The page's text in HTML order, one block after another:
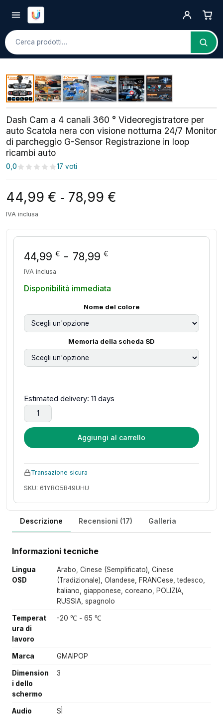
Cerca
Dash Cam a 4 canali 360 ° Videoregistratore per
auto Scatola nera con visione notturna 24/7 Monitor
di parcheggio G-Sensor Registrazione in loop
ricambi auto
0,0 17 voti
44,99 € - 78,99 €
IVA inclusa
44,99 € - 78,99 €Fascia di prezzo:
IVA inclusa
Disponibilità immediata
Nome del colore
Memoria della scheda SD
Estimated delivery: 11 days
Dash Cam a 4 canali 360 ° Videoregistratore per auto
Aggiungi al carrello
Transazione sicura
SKU: 61YRO5B49UHU
Descrizione Recensioni (17) Galleria
Informazioni tecniche
Lingua
OSD
Arabo, Cinese (Semplificato), Cinese
(Tradizionale), Olandese, FRANCese, tedesco,
Italiano, giapponese, coreano, POLIZIA,
RUSSIA, spagnolo
Temperat
ura di
lavoro
-20 ℃ - 65 ℃
Marca GMAIPOP
Dimension
i dello
schermo
3
Audio
SÌ